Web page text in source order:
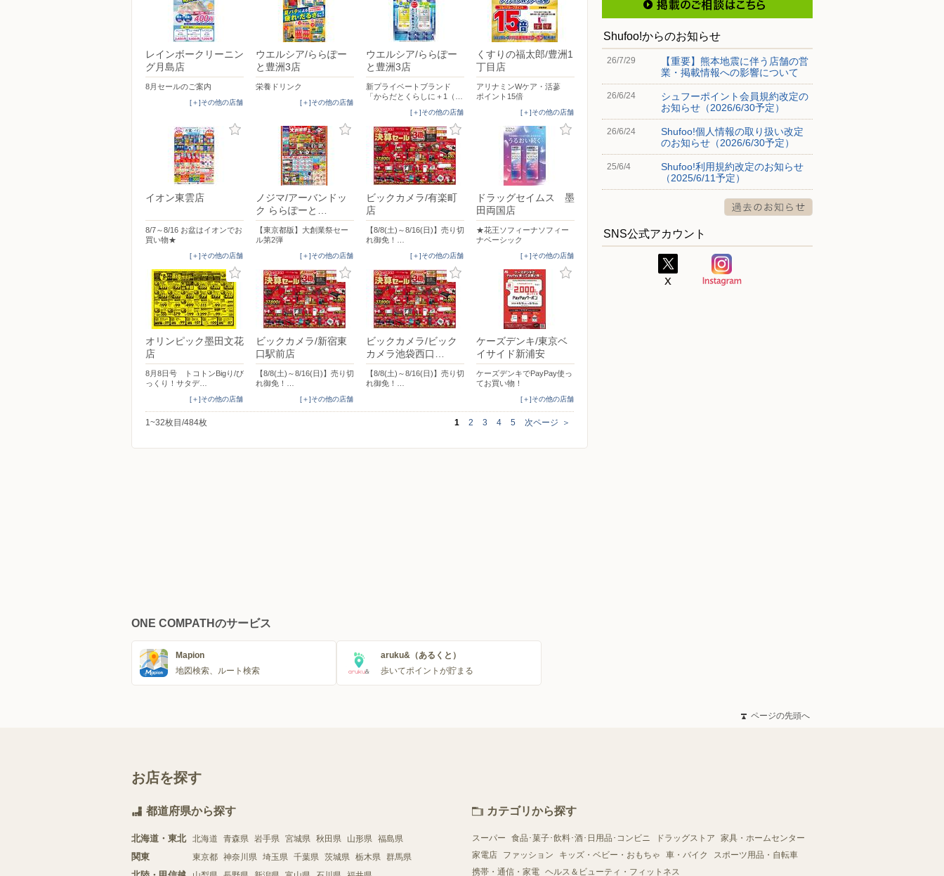
レインボークリーニン
グ月島店
8月セールのご案内
[＋]その他の店舗
ウエルシア/ららぽー
と豊洲3店
栄養ドリンク
[＋]その他の店舗
ウエルシア/ららぽー
と豊洲3店
新プライベートブランド
「からだとくらしに＋1（…
[＋]その他の店舗
くすりの福太郎/豊洲1
丁目店
アリナミンWケア・活蔘
ポイント15倍
[＋]その他の店舗
イオン東雲店
8/7～8/16 お盆はイオンでお
買い物★
[＋]その他の店舗
ノジマ/アーバンドッ
ク ららぽーと…
【東京都版】大創業祭セー
ル第2弾
[＋]その他の店舗
ビックカメラ/有楽町
店
【8/8(土)～8/16(日)】売り切
れ御免！…
[＋]その他の店舗
ドラッグセイムス 墨
田両国店
★花王ソフィーナソフィー
ナベーシック
[＋]その他の店舗
オリンピック墨田文花
店
8月8日号 トコトンBigり/び
っくり！サタデ…
[＋]その他の店舗
ビックカメラ/新宿東
口駅前店
【8/8(土)～8/16(日)】売り切
れ御免！…
[＋]その他の店舗
ビックカメラ/ビック
カメラ池袋西口…
【8/8(土)～8/16(日)】売り切
れ御免！…
ケーズデンキ/東京ベ
イサイド新浦安
ケーズデンキでPayPay使っ
てお買い物！
[＋]その他の店舗
1~32枚目/484枚 1 2 3 4 5 次ページ ＞
Shufoo!からのお知らせ
26/7/29
【重要】熊本地震に伴う店舗の営
業・掲載情報への影響について
26/6/24
シュフーポイント会員規約改定の
お知らせ（2026/6/30予定）
26/6/24
Shufoo!個人情報の取り扱い改定
のお知らせ（2026/6/30予定）
25/6/4
Shufoo!利用規約改定のお知らせ
（2025/6/11予定）
SNS公式アカウント
ONE COMPATHのサービス
Mapion
地図検索、ルート検索
aruku&（あるくと）
歩いてポイントが貯まる
ページの先頭へ
お店を探す
都道府県から探す
北海道・東北 北海道 青森県 岩手県 宮城県 秋田県 山形県 福島県
関東 東京都 神奈川県 埼玉県 千葉県 茨城県 栃木県 群馬県
カテゴリから探す
スーパー 食品･菓子･飲料･酒･日用品･コンビニ ドラッグストア
家具・ホームセンター
家電店
ファッション キッズ・ベビー・おもちゃ 車・バイク
スポーツ用品・自転車
携帯・通信・家電 ヘルス＆ビューティ・フィットネス